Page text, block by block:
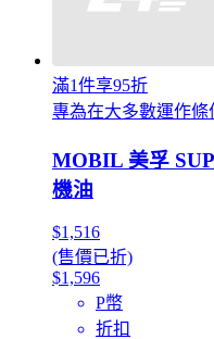
滿1件享95折
專為在大多數運作
MOBIL 美孚
機油
$1,516
(售價已折)
$1,596
P幣
折扣